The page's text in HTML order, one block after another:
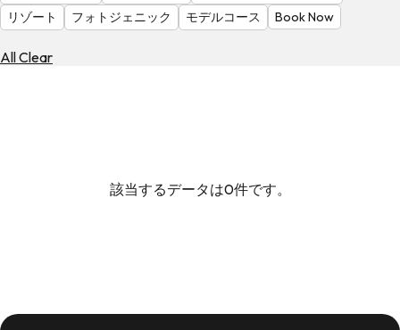
リゾート
フォトジェニック モデルコース Book Now
All Clear
該当するデータは0件です。